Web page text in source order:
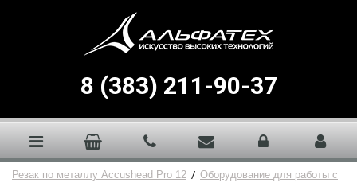
8 (383) 211-90-37
Резак по металлу Accushead Pro 12 / Оборудование для работы с